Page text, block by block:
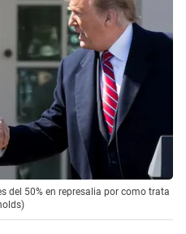
del 50% en represalia por como trata